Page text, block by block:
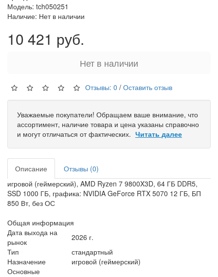
Модель: tch050251
Наличие: Нет в наличии
10 421 руб.
Нет в наличии
Отзывы: 0 / Оставить отзыв
Уважаемые покупатели! Обращаем ваше внимание, что
ассортимент, наличие товара и цена указаны справочно
и могут отличаться от фактических. Читать далее
Описание
Отзывы (0)
игровой (геймерский), AMD Ryzen 7 9800X3D, 64 ГБ DDR5,
SSD 1000 ГБ, графика: NVIDIA GeForce RTX 5070 12 ГБ, БП
850 Вт, без ОС
Общая информация
Дата выхода на
рынок
2026 г.
Тип
стандартный
Назначение
игровой (геймерский)
Основные